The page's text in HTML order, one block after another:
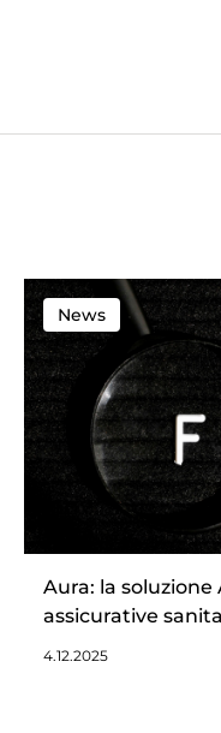
News
Aura: la
assicurative
4.12.2025